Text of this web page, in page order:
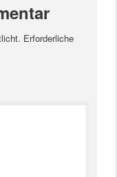
Erforderliche